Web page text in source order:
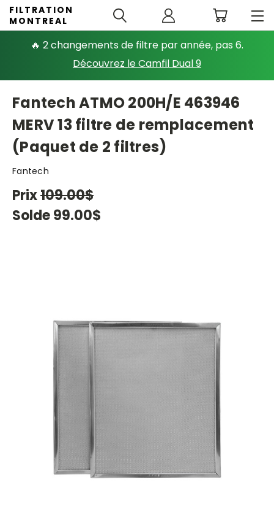
🔥 2 changements de filtre par année, pas 6.
Découvrez le Camfil Dual 9
FILTRATION
MONTREAL
Fantech ATMO 200H/E 463946
MERV 13 filtre de remplacement
(Paquet de 2 filtres)
Fantech
Prix109.00$
Solde99.00$